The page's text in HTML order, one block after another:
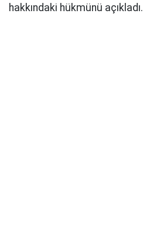
hakkındaki hükmünü açıkladı.